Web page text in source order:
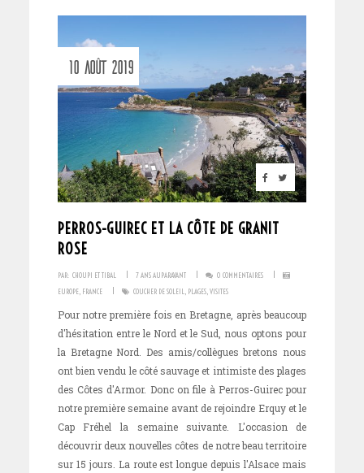
10 AOÛT 2019
PERROS-GUIREC ET LA CÔTE DE GRANIT
ROSE
PAR: CHOUPI ET TIBAL 7 ANS AUPARAVANT 0 COMMENTAIRES
EUROPE, FRANCE COUCHER DE SOLEIL PLAGES, VISITES
Pour notre première fois en Bretagne, après beaucoup
d'hésitation entre le Nord et le Sud, nous optons pour
la Bretagne Nord. Des amis/collègues bretons nous
ont bien vendu le côté sauvage et intimiste des plages
des Côtes d'Armor. Donc on file à Perros-Guirec pour
notre première semaine avant de rejoindre Erquy et le
Cap Fréhel la semaine suivante. L'occasion de
découvrir deux nouvelles côtes de notre beau territoire
sur 15 jours. La route est longue depuis l'Alsace mais